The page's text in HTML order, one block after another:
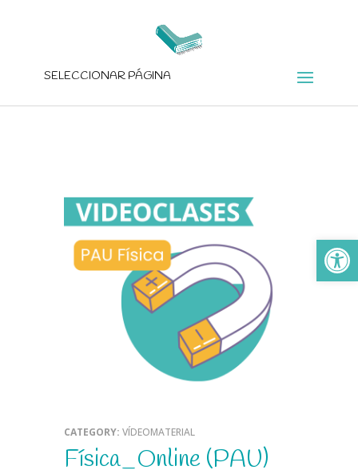
SELECCIONAR PÁGINA
CATEGORY: VÍDEOMATERIAL
Física_Online (PAU)